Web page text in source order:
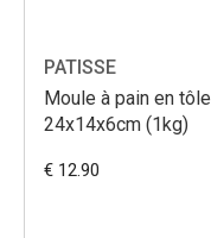
PATISSE
Moule à pain en tôle
24x14x6cm (1kg)
€ 12.90